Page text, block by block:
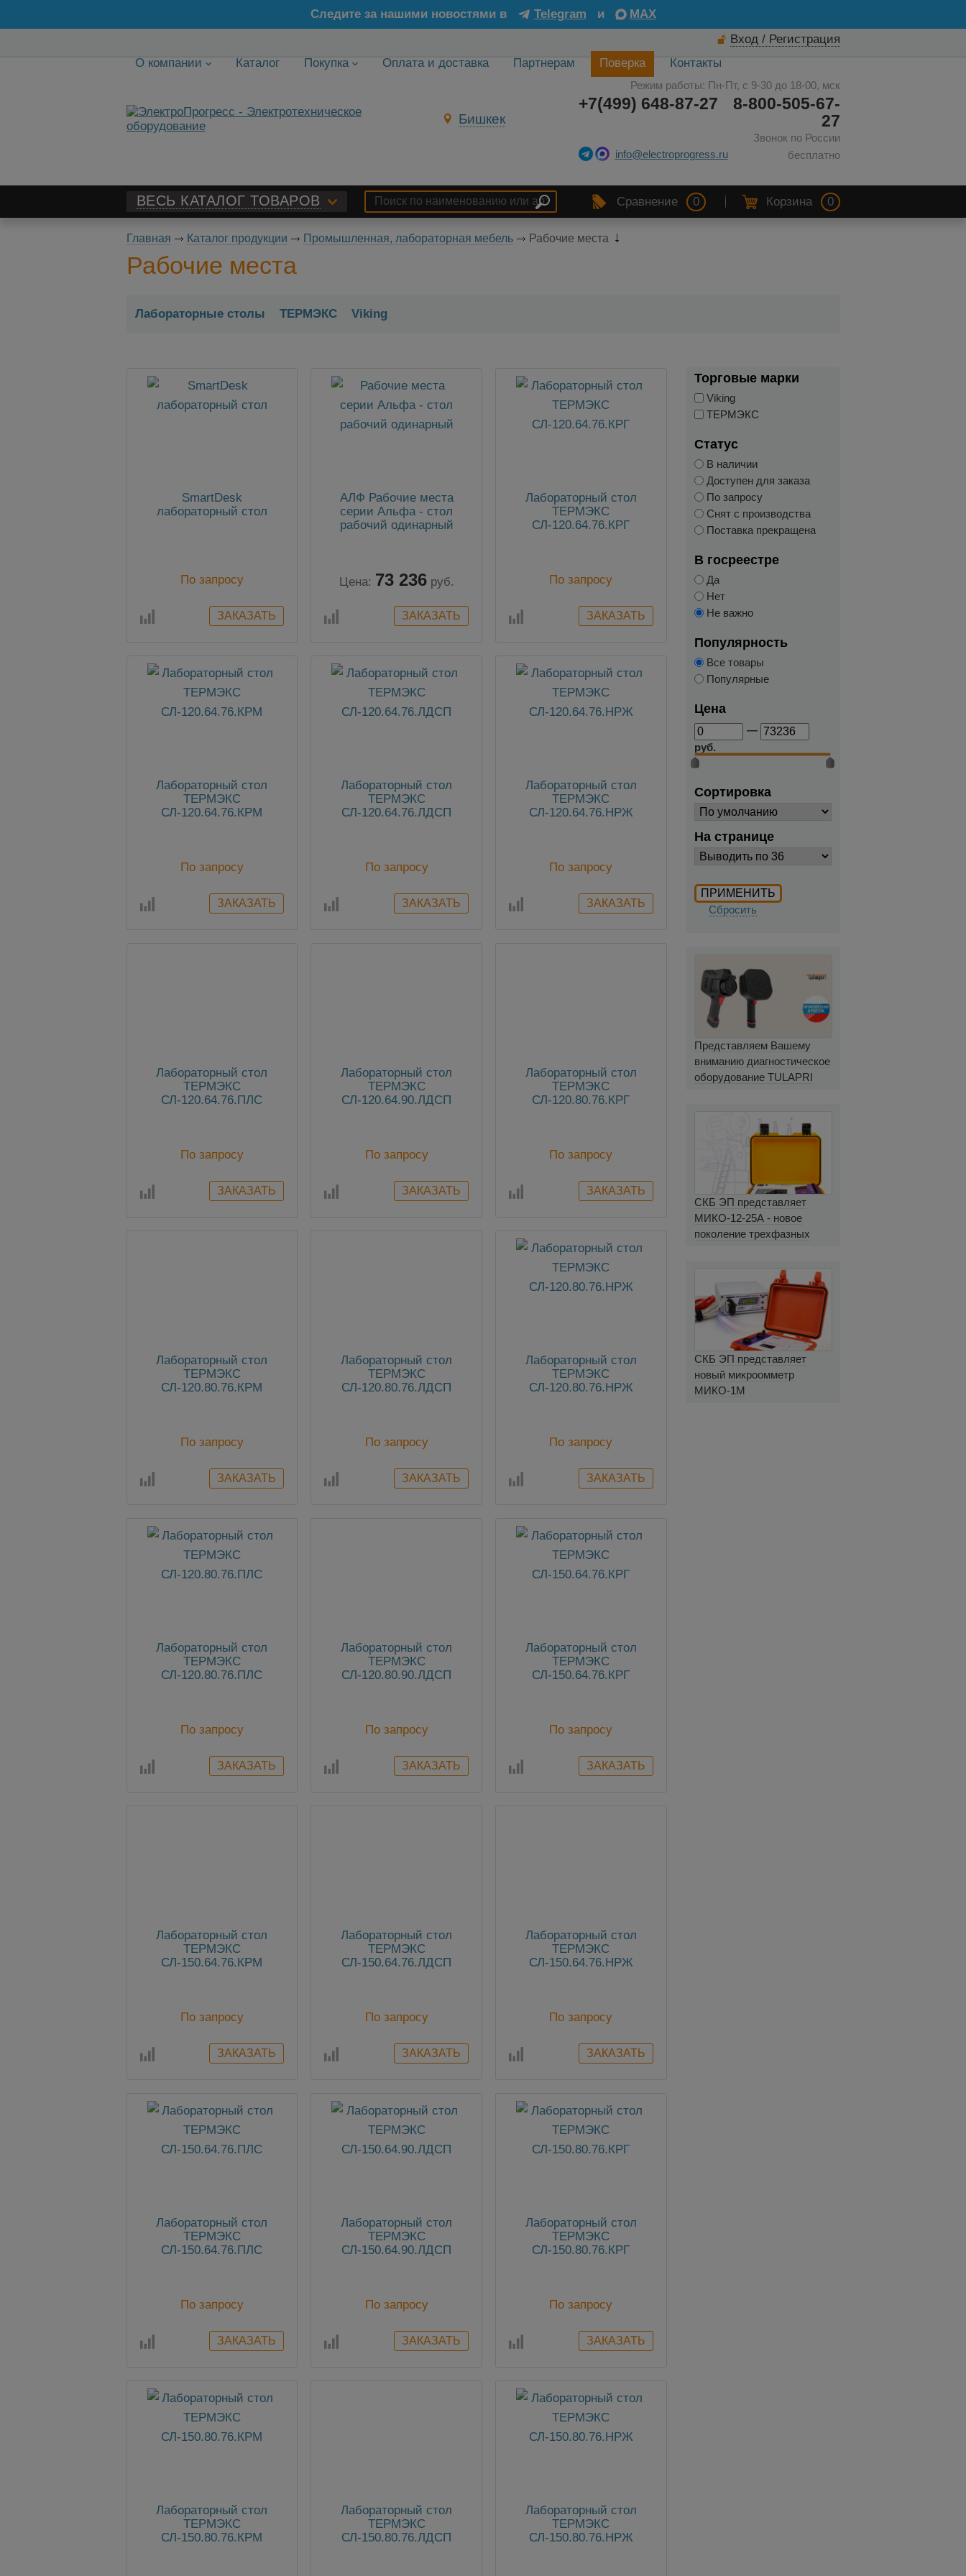
Следите за нашими новостями в Telegram и
MAX
Вход / Регистрация
О компании
Каталог Покупка Оплата и доставка Партнерам Поверка Контакты
Бишкек
Режим работы: Пн-Пт, с 9-30 до 18-00, мск
8-800-505-67-
27
Звонок по России
бесплатно
+7(499) 648-87-27
info@electroprogress.ru
ВЕСЬ КАТАЛОГ ТОВАРОВ Сравнение 0 Корзина 0
Главная Каталог продукции Промышленная, лабораторная мебель Рабочие места
Рабочие места
Лабораторные столы ТЕРМЭКС Viking
SmartDesk
лабораторный стол
По запросу
АЛФ Рабочие места
серии Альфа - стол
рабочий одинарный
Цена: 73 236 руб.
Лабораторный стол
ТЕРМЭКС
СЛ-120.64.76.КРГ
По запросу
Лабораторный стол
ТЕРМЭКС
СЛ-120.64.76.КРМ
По запросу
Лабораторный стол
ТЕРМЭКС
СЛ-120.64.76.ЛДСП
По запросу
Лабораторный стол
ТЕРМЭКС
СЛ-120.64.76.НРЖ
По запросу
Лабораторный стол
ТЕРМЭКС
СЛ-120.64.76.ПЛС
По запросу
Лабораторный стол
ТЕРМЭКС
СЛ-120.64.90.ЛДСП
По запросу
Лабораторный стол
ТЕРМЭКС
СЛ-120.80.76.КРГ
По запросу
Лабораторный стол
ТЕРМЭКС
СЛ-120.80.76.КРМ
По запросу
Лабораторный стол
ТЕРМЭКС
СЛ-120.80.76.ЛДСП
По запросу
Лабораторный стол
ТЕРМЭКС
СЛ-120.80.76.НРЖ
По запросу
Лабораторный стол
ТЕРМЭКС
СЛ-120.80.76.ПЛС
По запросу
Лабораторный стол
ТЕРМЭКС
СЛ-120.80.90.ЛДСП
По запросу
Лабораторный стол
ТЕРМЭКС
СЛ-150.64.76.КРГ
По запросу
Лабораторный стол
ТЕРМЭКС
СЛ-150.64.76.КРМ
По запросу
Лабораторный стол
ТЕРМЭКС
СЛ-150.64.76.ЛДСП
По запросу
Лабораторный стол
ТЕРМЭКС
СЛ-150.64.76.НРЖ
По запросу
Лабораторный стол
ТЕРМЭКС
СЛ-150.64.76.ПЛС
По запросу
Лабораторный стол
ТЕРМЭКС
СЛ-150.64.90.ЛДСП
По запросу
Лабораторный стол
ТЕРМЭКС
СЛ-150.80.76.КРГ
По запросу
Лабораторный стол
ТЕРМЭКС
СЛ-150.80.76.КРМ
Лабораторный стол
ТЕРМЭКС
СЛ-150.80.76.ЛДСП
Лабораторный стол
ТЕРМЭКС
СЛ-150.80.76.НРЖ
Торговые марки
Viking
ТЕРМЭКС
Статус
В наличии
Доступен для заказа
По запросу
Снят с производства
Поставка прекращена
В госреестре
Да
Нет
Не важно
Популярность
Все товары
Популярные
Цена
—
руб.
Сортировка
На странице
Сбросить
Представляем Вашему
вниманию диагностическое
оборудование TULAPRI
СКБ ЭП представляет
МИКО-12-25А - новое
поколение трехфазных
СКБ ЭП представляет
новый микроомметр
МИКО-1М